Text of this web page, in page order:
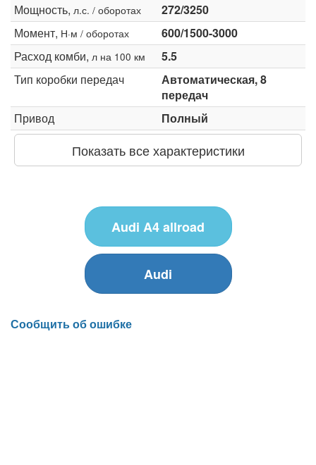
Мощность, л.с. / оборотах
272/3250
Момент, Н·м / оборотах
600/1500-3000
Расход комби, л на 100 км
5.5
Тип коробки передач
Автоматическая, 8
передач
Привод
Полный
Показать все характеристики
Audi A4 allroad
Audi
Сообщить об ошибке